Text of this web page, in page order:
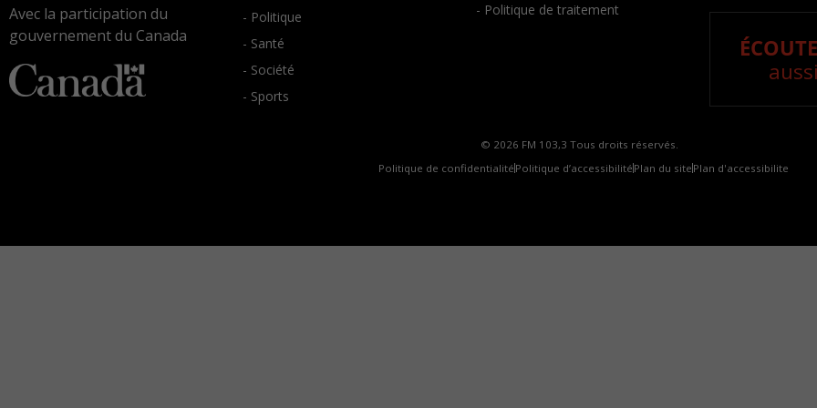
Avec la participation du
gouvernement du Canada
- Politique
- Santé
- Société
- Sports
- Politique de traitement
© 2026 FM 103,3 Tous droits réservés.
Politique de confidentialité Politique d’accessibilité Plan du site Plan d'accessibilite